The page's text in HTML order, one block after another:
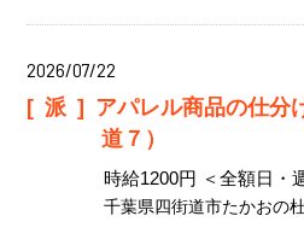
2026/07/22
[派] アパレル商品の仕分
道７）
時給1200円 ＜全額日・
千葉県四街道市たかおの